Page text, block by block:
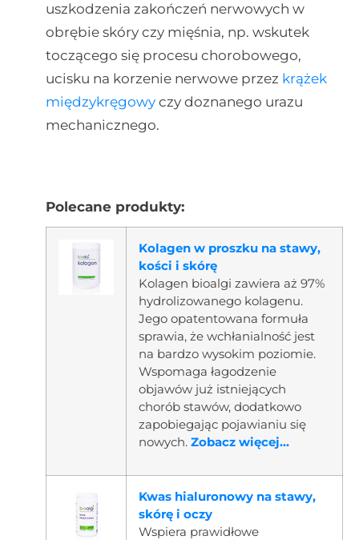
uszkodzenia zakończeń nerwowych w
obrębie skóry czy mięśnia, np. wskutek
toczącego się procesu chorobowego,
ucisku na korzenie nerwowe przez krążek
międzykręgowyczy doznanego urazu
mechanicznego.
Polecane produkty:
Kolagen w proszku na stawy,
kości i skórę
Kolagen bioalgi zawiera aż 97%
hydrolizowanego kolagenu.
Jego opatentowana formuła
sprawia, że wchłanialność jest
na bardzo wysokim poziomie.
Wspomaga łagodzenie
objawów już istniejących
chorób stawów, dodatkowo
zapobiegając pojawianiu się
nowych. Zobacz więcej...
Kwas hialuronowy na stawy,
skórę i oczy
Wspiera prawidłowe